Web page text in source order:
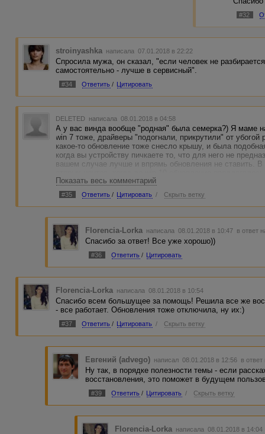
#32
stroinyashka написала 07.01.2018 в 22:22
Спросила мужа, он сказал, "если человек не
самостоятельно - лучше в сервисный".
#34 Ответить / Цитировать
DELETED написала 08.01.2018 в 04:58
А у вас винда вообще "родная" была семерка?) Я маме
win 7 тоже, драйверы "подогнали, прикрутили" от
какое-то обновление тоже снесло крышу, и была
когда вы устройству пичкаете то, что для него не
вашем случае лучше и впрямь обновления не ставить.
И кстати, обычно точка восстановления проблему
Если установить заново, то сначала почитайте и/или
биос (f2 или delete обычно), что делать дальше и куда
Ну и диску/флешку надо создать у кого-то или, если
В общем геморроя хапнули, конечно)
Показать весь комментарий
#35 Ответить / Цитировать / Скрыть ветку
Florencia-Lorka написала 08.01.2018 в 10:47 в ответ
Спасибо за ответ! Все уже хорошо))
#36 Ответить / Цитировать
Florencia-Lorka написала 08.01.2018 в 10:54
Спасибо всем большущее за помощь! Решила все же
- все работает. Обновления тоже отключила, ну их:)
#37 Ответить / Цитировать / Скрыть ветку
Евгений (advego) написал 08.01.2018 в 12:56 в ответ
Ну так, в порядке полезности темы - если
восстановления, это поможет в будущем
#39 Ответить / Цитировать / Скрыть ветку
Florencia-Lorka написала 08.01.2018 в